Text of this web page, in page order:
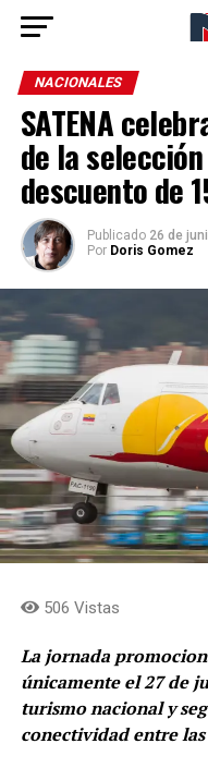
NACIONALES
SATENA
de la
descuento de
Publicado 26 de
Por Doris Gomez
506 Vistas
La jornada
únicamente el 27 de
turismo nacional y
conectividad entre